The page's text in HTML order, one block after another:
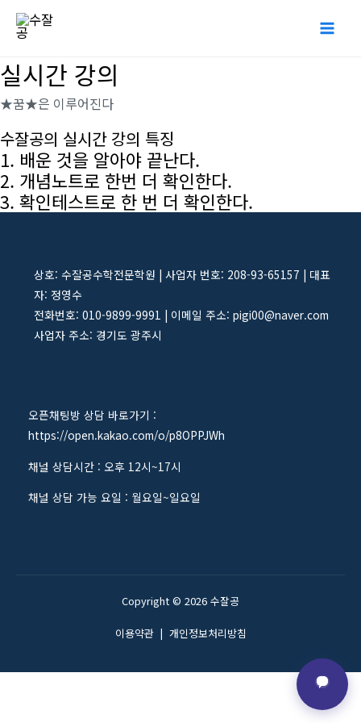
로
건
너
뛰
기
실시간 강의
★꿈★은 이루어진다
수잘공의 실시간 강의 특징
1. 배운 것을 알아야 끝난다.
2. 개념노트로 한번 더 확인한다.
3. 확인테스트로 한 번 더 확인한다.
상호: 수잘공수학전문학원 | 사업자 번호: 208-93-65157 | 대표
자: 정영수
전화번호: 010-9899-9991 | 이메일 주소: pigi00@naver.com
사업자 주소: 경기도 광주시
오픈채팅방 상담 바로가기 :
https://open.kakao.com/o/p8OPPJWh
채널 상담시간 : 오후 12시~17시
채널 상담 가능 요일 : 월요일~일요일
Copyright © 2026 수잘공
이용약관| 개인정보처리방침